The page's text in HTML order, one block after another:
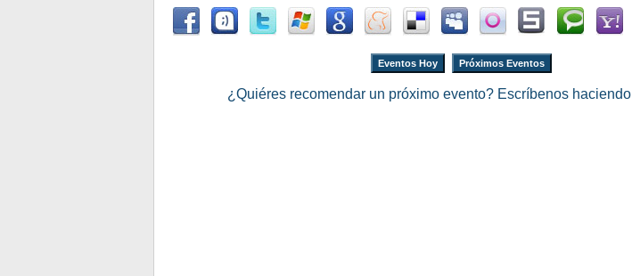
Eventos Hoy Próximos Eventos
¿Quiéres recomendar un próximo evento? Escríbenos haciendo